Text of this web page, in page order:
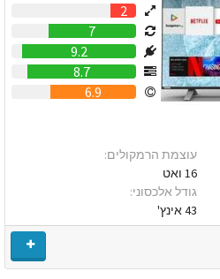
2
7
9.2
8.7
6.9
עוצמת הרמקולים:
16 ואט
גודל אלכסוני:
43 אינץ'